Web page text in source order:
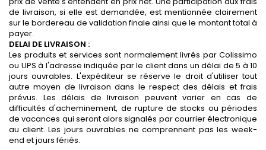
de livraison, si elle est demandée, est mentionnée clairement
sur le bordereau de validation finale ainsi que le montant total à
payer.
DELAI DE LIVRAISON :
Les produits et services sont normalement livrés par Colissimo
ou UPS à l'adresse indiquée par le client dans un délai de 5 à 10
jours ouvrables. L'expéditeur se réserve le droit d'utiliser tout
autre moyen de livraison dans le respect des délais et frais
prévus. Les délais de livraison peuvent varier en cas de
difficultés d'acheminement, de rupture de stocks ou périodes
de vacances qui seront alors signalés par courrier électronique
au client. Les jours ouvrables ne comprennent pas les week-
end et jours fériés.